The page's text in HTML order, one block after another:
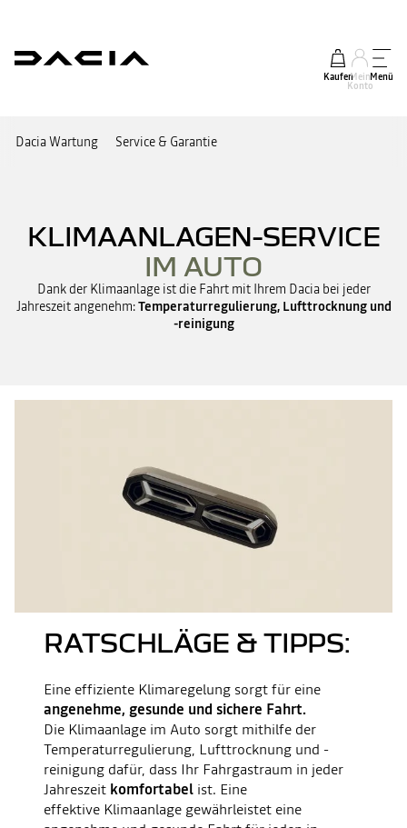
KaufenMein
Konto
Menü
Dacia Wartung Service & Garantie
KLIMAANLAGEN-SERVICE
IM AUTO
Dank der Klimaanlage ist die Fahrt mit Ihrem Dacia bei jeder
Jahreszeit angenehm:Temperaturregulierung, Lufttrocknung und
-reinigung
RATSCHLÄGE & TIPPS:
Eine effiziente Klimaregelung sorgt für eine
angenehme, gesunde und sichere Fahrt.
Die Klimaanlage im Auto sorgt mithilfe der
Temperaturregulierung, Lufttrocknung und -
reinigung dafür, dass Ihr Fahrgastraum in jeder
Jahreszeit komfortabel ist. Eine
effektive Klimaanlage gewährleistet eine